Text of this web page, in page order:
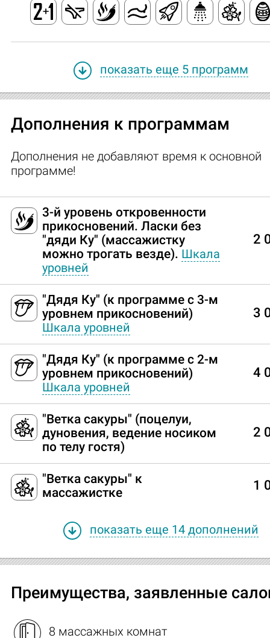
показать еще 5 программ
Дополнения к программам
Дополнения не добавляют время к основной
программе!
3-й уровень откровенности
прикосновений. Ласки без
"дяди Ку" (массажистку
можно трогать везде). Шкала
уровней
2
"Дядя Ку" (к программе с 3-м
уровнем прикосновений)
Шкала уровней
3
"Дядя Ку" (к программе с 2-м
уровнем прикосновений)
Шкала уровней
4
"Ветка сакуры" (поцелуи,
дуновения, ведение носиком
по телу гостя)
2
"Ветка сакуры" к
массажистке
1
показать еще 14 дополнений
Преимущества, заявленные
8 массажных комнат